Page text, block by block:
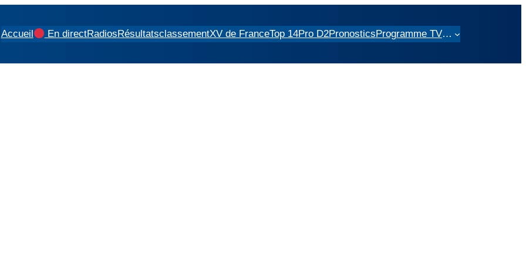
Accueil En directRadiosRésultatsclassementXV de FranceTop 14Pro D2PronosticsProgramme TV…